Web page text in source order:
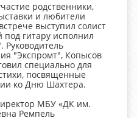
родственники,
и любители
выступил солист
гитару исполнил
Руководитель
"Экспромт", Копысов
специально для
посвященные
ко Дню Шахтера.
МБУ «ДК им.
Ремпель